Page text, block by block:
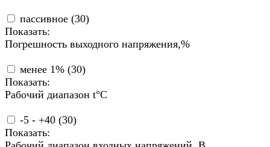
пассивное (30)
Показать:
Погрешность выходного напряжения,%
менее 1% (30)
Показать:
Рабочий диапазон t°С
-5 - +40 (30)
Показать: